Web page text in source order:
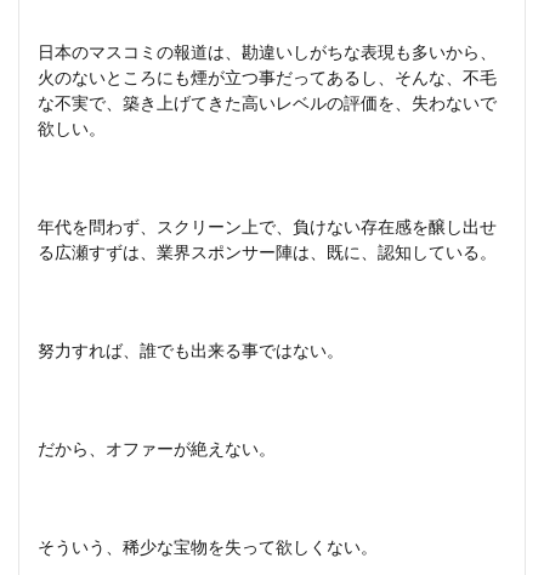
日本のマスコミの報道は、勘違いしがちな表現も多いから、
火のないところにも煙が立つ事だってあるし、そんな、不毛
な不実で、築き上げてきた高いレベルの評価を、失わないで
欲しい。
年代を問わず、スクリーン上で、負けない存在感を醸し出せ
る広瀬すずは、業界スポンサー陣は、既に、認知している。
努力すれば、誰でも出来る事ではない。
だから、オファーが絶えない。
そういう、稀少な宝物を失って欲しくない。